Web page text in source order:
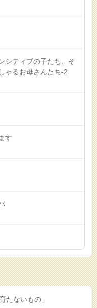
シティブの子たち、そ
ゃるお母さんたち-2
す
たないもの」